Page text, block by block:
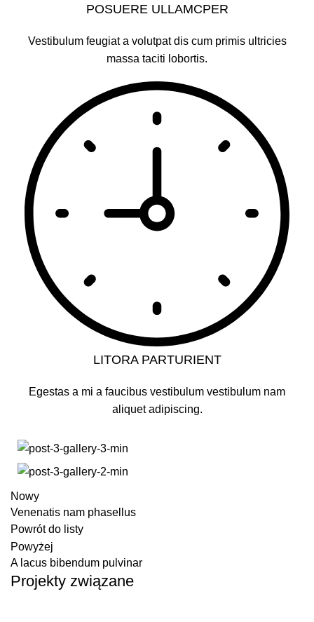
POSUERE ULLAMCPER
Vestibulum feugiat a volutpat dis cum primis ultricies
massa taciti lobortis.
LITORA PARTURIENT
Egestas a mi a faucibus vestibulum vestibulum nam
aliquet adipiscing.
Nowy
Venenatis nam phasellus
Powrót do listy
Powyżej
A lacus bibendum pulvinar
Projekty związane